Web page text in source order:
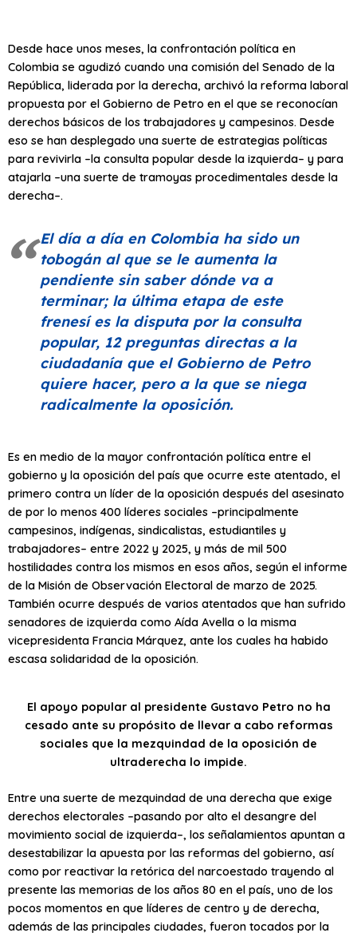
Desde hace unos meses, la confrontación política en
Colombia se agudizó cuando una comisión del Senado de la
República, liderada por la derecha, archivó la reforma laboral
propuesta por el Gobierno de Petro en el que se reconocían
derechos básicos de los trabajadores y campesinos. Desde
eso se han desplegado una suerte de estrategias políticas
para revivirla –la consulta popular desde la izquierda– y para
atajarla –una suerte de tramoyas procedimentales desde la
derecha–.
El día a día en Colombia ha sido un
tobogán al que se le aumenta la
pendiente sin saber dónde va a
terminar; la última etapa de este
frenesí es la disputa por la consulta
popular, 12 preguntas directas a la
ciudadanía que el Gobierno de Petro
quiere hacer, pero a la que se niega
radicalmente la oposición.
Es en medio de la mayor confrontación política entre el
gobierno y la oposición del país que ocurre este atentado, el
primero contra un líder de la oposición después del asesinato
de por lo menos 400 líderes sociales –principalmente
campesinos, indígenas, sindicalistas, estudiantiles y
trabajadores– entre 2022 y 2025, y más de mil 500
hostilidades contra los mismos en esos años, según el informe
de la Misión de Observación Electoral de marzo de 2025.
También ocurre después de varios atentados que han sufrido
senadores de izquierda como Aída Avella o la misma
vicepresidenta Francia Márquez, ante los cuales ha habido
escasa solidaridad de la oposición.
El apoyo popular al presidente Gustavo Petro no ha
cesado ante su propósito de llevar a cabo reformas
sociales que la mezquindad de la oposición de
ultraderecha lo impide.
Entre una suerte de mezquindad de una derecha que exige
derechos electorales –pasando por alto el desangre del
movimiento social de izquierda–, los señalamientos apuntan a
desestabilizar la apuesta por las reformas del gobierno, así
como por reactivar la retórica del narcoestado trayendo al
presente las memorias de los años 80 en el país, uno de los
pocos momentos en que líderes de centro y de derecha,
además de las principales ciudades, fueron tocados por la